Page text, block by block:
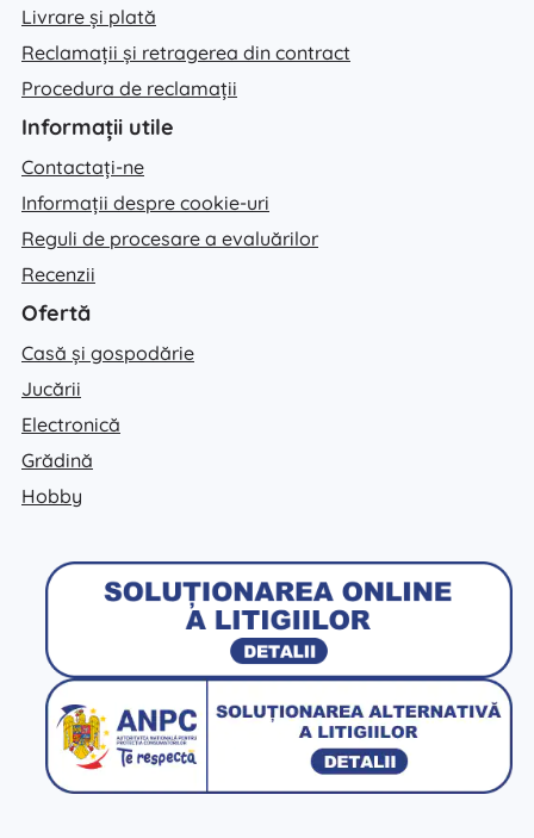
Livrare și plată
Reclamații și retragerea din contract
Procedura de reclamații
Informații utile
Contactați-ne
Informații despre cookie-uri
Reguli de procesare a evaluărilor
Recenzii
Ofertă
Casă și gospodărie
Jucării
Electronică
Grădină
Hobby